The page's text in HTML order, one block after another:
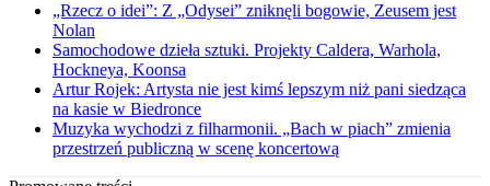
„Rzecz o idei”: Z „Odysei” zniknęli bogowie, Zeusem jest
Nolan
Samochodowe dzieła sztuki. Projekty Caldera, Warhola,
Hockneya, Koonsa
Artur Rojek: Artysta nie jest kimś lepszym niż pani siedząca
na kasie w Biedronce
Muzyka wychodzi z filharmonii. „Bach w piach” zmienia
przestrzeń publiczną w scenę koncertową